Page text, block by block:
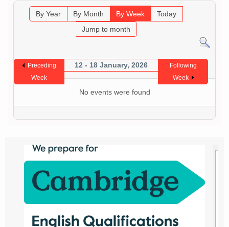
By Year By Month By Week
Today
Jump to month
Preceding
Week
12 - 18 January, 2026
Following
Week
No events were found